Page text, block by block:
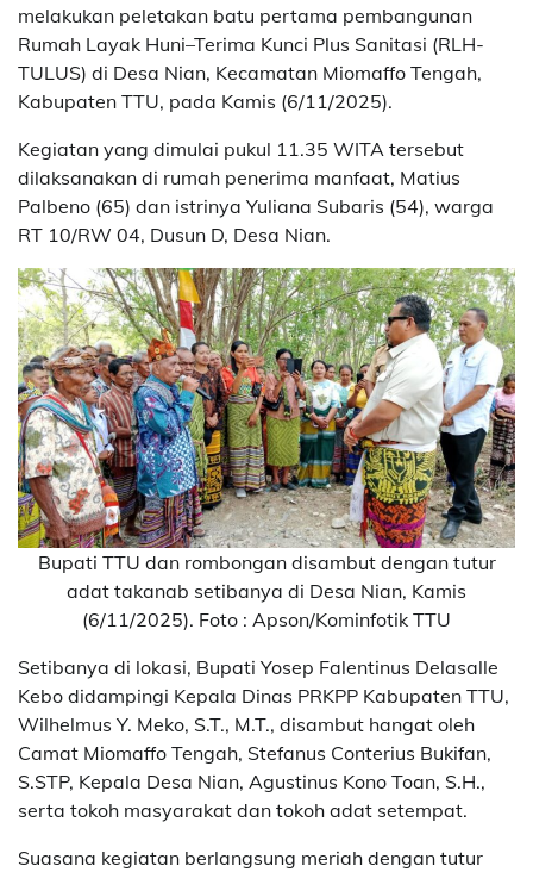
melakukan peletakan batu pertama pembangunan
Rumah Layak Huni–Terima Kunci Plus Sanitasi (RLH-
TULUS) di Desa Nian, Kecamatan Miomaffo Tengah,
Kabupaten TTU, pada Kamis (6/11/2025).
Kegiatan yang dimulai pukul 11.35 WITA tersebut
dilaksanakan di rumah penerima manfaat, Matius
Palbeno (65) dan istrinya Yuliana Subaris (54), warga
RT 10/RW 04, Dusun D, Desa Nian.
Bupati TTU dan rombongan disambut dengan tutur
adat takanab setibanya di Desa Nian, Kamis
(6/11/2025). Foto : Apson/Kominfotik TTU
Setibanya di lokasi, Bupati Yosep Falentinus Delasalle
Kebo didampingi Kepala Dinas PRKPP Kabupaten TTU,
Wilhelmus Y. Meko, S.T., M.T., disambut hangat oleh
Camat Miomaffo Tengah, Stefanus Conterius Bukifan,
S.STP, Kepala Desa Nian, Agustinus Kono Toan, S.H.,
serta tokoh masyarakat dan tokoh adat setempat.
Suasana kegiatan berlangsung meriah dengan tutur